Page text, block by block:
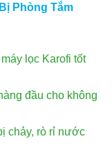
Phòng Tắm
lọc Karofi tốt
đầu cho không
chảy, rò rỉ nước